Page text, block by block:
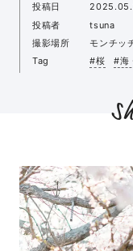
投稿日
投稿者
tsuna
撮影場所
モンチッ
Tag
#桜 #海